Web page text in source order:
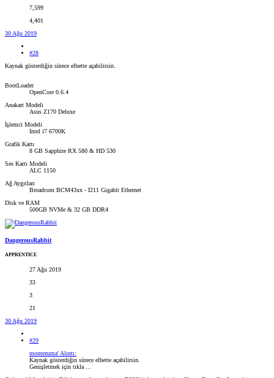
7,599
4,401
30 Ağu 2019
#28
Kaynak gösterdiğin sürece elbette açabilirsin.
BootLoader
OpenCore 0.6.4
Anakart Modeli
Asus Z170 Deluxe
İşlemci Modeli
Intel i7 6700K
Grafik Kartı
8 GB Sapphire RX 580 & HD 530
Ses Kartı Modeli
ALC 1150
Ağ Aygıtları
Broadcom BCM43xx - I211 Gigabit Ethernet
Disk ve RAM
500GB NVMe & 32 GB DDR4
DangerousRabbit
APPRENTICE
27 Ağu 2019
33
3
21
30 Ağu 2019
#29
montezuma' Alıntı:
Kaynak gösterdiğin sürece elbette açabilirsin.
Genişletmek için tıkla ...